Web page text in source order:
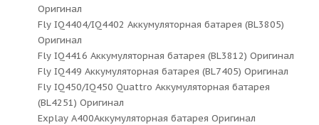
Оригинал
Fly IQ4404/IQ4402 Аккумуляторная батарея (BL3805)
Оригинал
Fly IQ4416 Аккумуляторная батарея (BL3812) Оригинал
Fly IQ449 Аккумуляторная батарея (BL7405) Оригинал
Fly IQ450/IQ450 Quattro Аккумуляторная батарея
(BL4251) Оригинал
Explay A400Аккумуляторная батарея Оригинал